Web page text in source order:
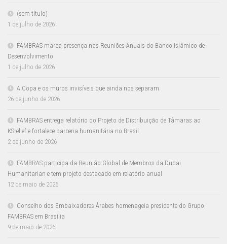
(sem título)
1 de julho de 2026
FAMBRAS marca presença nas Reuniões Anuais do Banco Islâmico de
Desenvolvimento
1 de julho de 2026
A Copa e os muros invisíveis que ainda nos separam
26 de junho de 2026
FAMBRAS entrega relatório do Projeto de Distribuição de Tâmaras ao
KSrelief e fortalece parceria humanitária no Brasil
2 de junho de 2026
FAMBRAS participa da Reunião Global de Membros da Dubai
Humanitarian e tem projeto destacado em relatório anual
12 de maio de 2026
Conselho dos Embaixadores Árabes homenageia presidente do Grupo
FAMBRAS em Brasília
9 de maio de 2026